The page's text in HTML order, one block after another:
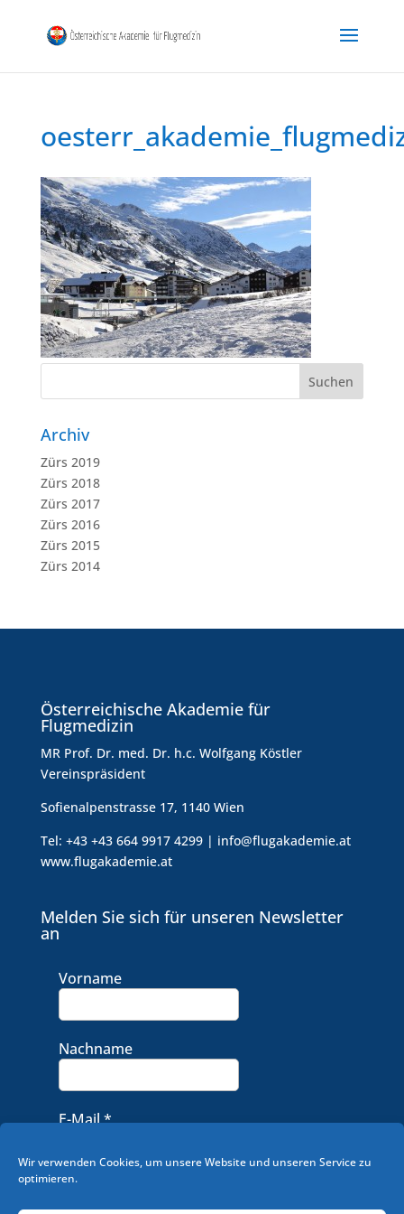
Wir verwenden Cookies, um unsere Website und unseren Service zu
optimieren.
Archiv
Zürs 2019
Zürs 2018
Zürs 2017
Zürs 2016
Zürs 2015
Zürs 2014
Österreichische Akademie für
Flugmedizin
MR Prof. Dr. med. Dr. h.c. Wolfgang Köstler
Vereinspräsident
Sofienalpenstrasse 17, 1140 Wien
Tel: +43 +43 664 9917 4299 | info@flugakademie.at
www.flugakademie.at
Melden Sie sich für unseren Newsletter
an
Vorname
Nachname
E-Mail*